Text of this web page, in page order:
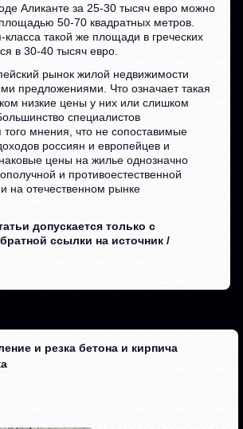
Аликанте за 25-30 тысяч евро можно
площадью 50-70 квадратных метров.
класса такой же площади в греческих
в 30-40 тысяч евро.
рынок жилой недвижимости
предложениями. Что означает такая
низкие цены у них или слишком
специалистов
мнения, что не сопоставимые
россиян и европейцев и
цены на жилье однозначно
и противоестественной
на отечественном рынке
допускается только с
ссылки на источник /
и резка бетона и кирпича